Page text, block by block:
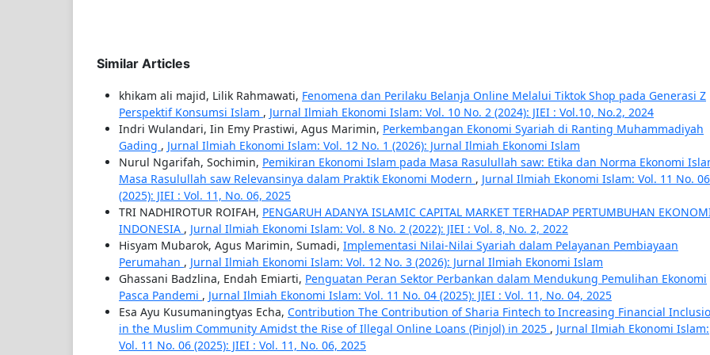
Similar Articles
khikam ali majid, Lilik Rahmawati, Fenomena dan Perilaku Belanja Online Melalui Tiktok Shop pada Generasi Z
Perspektif Konsumsi Islam , Jurnal Ilmiah Ekonomi Islam: Vol. 10 No. 2 (2024): JIEI : Vol.10, No.2, 2024
Indri Wulandari, Iin Emy Prastiwi, Agus Marimin, Perkembangan Ekonomi Syariah di Ranting Muhammadiyah
Gading , Jurnal Ilmiah Ekonomi Islam: Vol. 12 No. 1 (2026): Jurnal Ilmiah Ekonomi Islam
Nurul Ngarifah, Sochimin, Pemikiran Ekonomi Islam pada Masa Rasulullah saw: Etika dan Norma Ekonomi
Masa Rasulullah saw Relevansinya dalam Praktik Ekonomi Modern , Jurnal Ilmiah Ekonomi Islam: Vol. 11 No. 06
(2025): JIEI : Vol. 11, No. 06, 2025
TRI NADHIROTUR ROIFAH, PENGARUH ADANYA ISLAMIC CAPITAL MARKET TERHADAP PERTUMBUHAN
INDONESIA , Jurnal Ilmiah Ekonomi Islam: Vol. 8 No. 2 (2022): JIEI : Vol. 8, No. 2, 2022
Hisyam Mubarok, Agus Marimin, Sumadi, Implementasi Nilai-Nilai Syariah dalam Pelayanan Pembiayaan
Perumahan , Jurnal Ilmiah Ekonomi Islam: Vol. 12 No. 3 (2026): Jurnal Ilmiah Ekonomi Islam
Ghassani Badzlina, Endah Emiarti, Penguatan Peran Sektor Perbankan dalam Mendukung Pemulihan Ekonomi
Pasca Pandemi , Jurnal Ilmiah Ekonomi Islam: Vol. 11 No. 04 (2025): JIEI : Vol. 11, No. 04, 2025
Esa Ayu Kusumaningtyas Echa, Contribution The Contribution of Sharia Fintech to Increasing Financial
in the Muslim Community Amidst the Rise of Illegal Online Loans (Pinjol) in 2025 , Jurnal Ilmiah Ekonomi Islam:
Vol. 11 No. 06 (2025): JIEI : Vol. 11, No. 06, 2025